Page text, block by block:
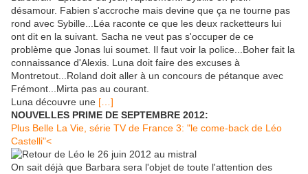
désamour. Fabien s'accroche mais devine que ça ne tourne pas
rond avec Sybille...Léa raconte ce que les deux racketteurs lui
ont dit en la suivant. Sacha ne veut pas s'occuper de ce
problème que Jonas lui soumet. Il faut voir la police...Boher fait la
connaissance d'Alexis. Luna doit faire des excuses à
Montretout...Roland doit aller à un concours de pétanque avec
Frémont...Mirta pas au courant.
Luna découvre une […]
NOUVELLES PRIME DE SEPTEMBRE 2012:
Plus Belle La Vie, série TV de France 3: "le come-back de Léo
Castelli"<
On sait déjà que Barbara sera l'objet de toute l'attention des